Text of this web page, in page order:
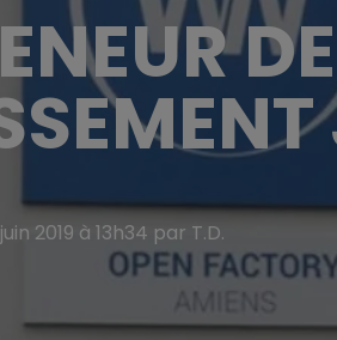
2019 à 13h34 par T.D.